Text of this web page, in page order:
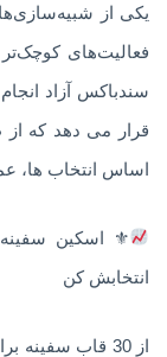
یکی از
فعالیت‌های
سندباکس آزاد
قرار می دهد که از
اساس انتخاب ها،
انتخابش کن